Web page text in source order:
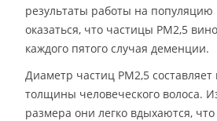
результаты работы на
оказаться, что частицы PM2,5
каждого пятого случая деменции.
Диаметр частиц PM2,5
толщины человеческого волоса.
размера они легко вдыхаются,